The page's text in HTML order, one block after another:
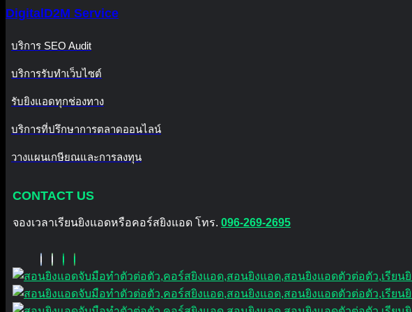
DigitalD2M Service
บริการ SEO Audit
บริการรับทำเว็บไซต์
รับยิงแอดทุกช่องทาง
บริการที่ปรึกษาการตลาดออนไลน์
วางแผนเกษียณและการลงทุน
CONTACT US
จองเวลาเรียนยิงแอดหรือคอร์สยิงแอด โทร. 096-269-2695